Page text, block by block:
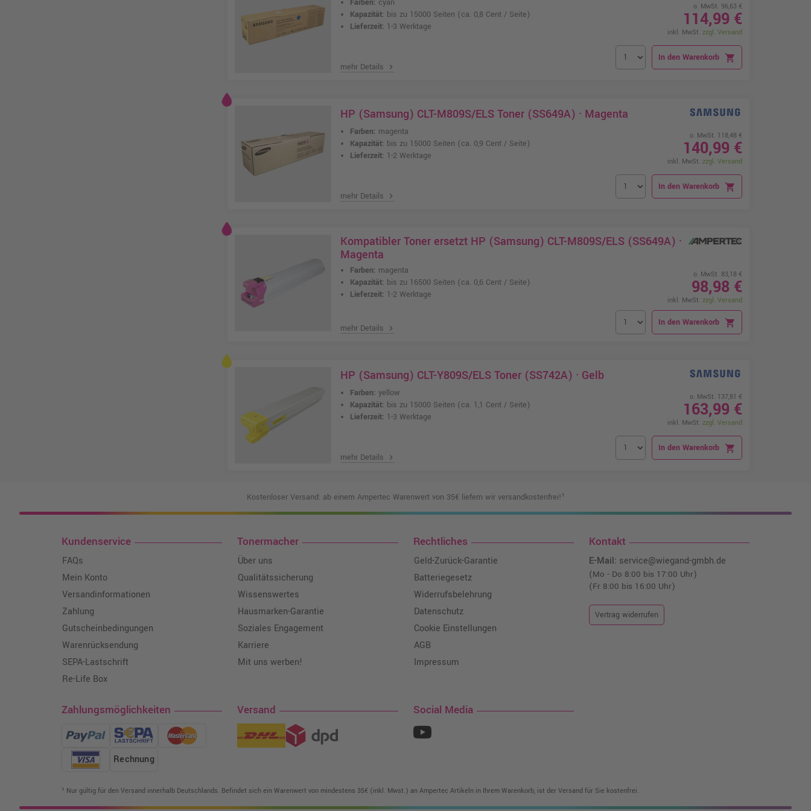
Farben: cyan
Kapazität: bis zu 15000 Seiten (ca. 0,8 Cent / Seite)
Lieferzeit: 1-3 Werktage
mehr Details chevron_right
o. MwSt. 96,63 €
114,99 €
inkl. MwSt. zzgl. Versand
In den Warenkorb shopping_cart
HP (Samsung) CLT-M809S/ELS Toner (SS649A) · Magenta
Farben: magenta
Kapazität: bis zu 15000 Seiten (ca. 0,9 Cent / Seite)
Lieferzeit: 1-2 Werktage
mehr Details chevron_right
o. MwSt. 118,48 €
140,99 €
inkl. MwSt. zzgl. Versand
In den Warenkorb shopping_cart
Kompatibler Toner ersetzt HP (Samsung) CLT-M809S/ELS (SS649A) ·
Magenta
Farben: magenta
Kapazität: bis zu 16500 Seiten (ca. 0,6 Cent / Seite)
Lieferzeit: 1-2 Werktage
mehr Details chevron_right
o. MwSt. 83,18 €
98,98 €
inkl. MwSt. zzgl. Versand
In den Warenkorb shopping_cart
HP (Samsung) CLT-Y809S/ELS Toner (SS742A) · Gelb
Farben: yellow
Kapazität: bis zu 15000 Seiten (ca. 1,1 Cent / Seite)
Lieferzeit: 1-3 Werktage
mehr Details chevron_right
o. MwSt. 137,81 €
163,99 €
inkl. MwSt. zzgl. Versand
In den Warenkorb shopping_cart
Kostenloser Versand: ab einem Ampertec Warenwert von 35€ liefern wir versandkostenfrei!¹
Kundenservice
FAQs
Mein Konto
Versandinformationen
Zahlung
Gutscheinbedingungen
Warenrücksendung
SEPA-Lastschrift
Re-Life Box
Tonermacher
Über uns
Qualitätssicherung
Wissenswertes
Hausmarken-Garantie
Soziales Engagement
Karriere
Mit uns werben!
Rechtliches
Geld-Zurück-Garantie
Batteriegesetz
Widerrufsbelehrung
Datenschutz
Cookie Einstellungen
AGB
Impressum
Kontakt
E-Mail: service@wiegand-gmbh.de
(Mo - Do 8:00 bis 17:00 Uhr)
(Fr 8:00 bis 16:00 Uhr)
Vertrag widerrufen
Zahlungsmöglichkeiten
Rechnung
Versand Social Media
¹ Nur gültig für den Versand innerhalb Deutschlands. Befindet sich ein Warenwert von mindestens 35€ (inkl. Mwst.) an Ampertec Artikeln in Ihrem Warenkorb, ist der Versand für Sie kostenfrei.